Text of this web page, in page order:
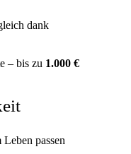
dank
– bis zu 1.000 €
passen